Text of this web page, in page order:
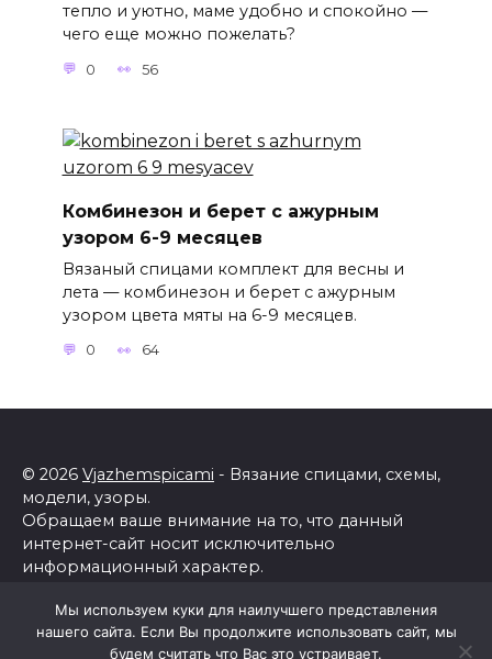
тепло и уютно, маме удобно и спокойно —
чего еще можно пожелать?
0 56
Комбинезон и берет с ажурным
узором 6-9 месяцев
Вязаный спицами комплект для весны и
лета — комбинезон и берет с ажурным
узором цвета мяты на 6-9 месяцев.
0 64
© 2026 Vjazhemspicami - Вязание спицами, схемы,
модели, узоры.
Обращаем ваше внимание на то, что данный
интернет-сайт носит исключительно
информационный характер.
Все права защищены.
Политика конфиденциальности
Мы используем куки для наилучшего представления
нашего сайта. Если Вы продолжите использовать сайт, мы
будем считать что Вас это устраивает.